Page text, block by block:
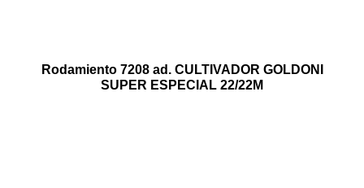
Rodamiento 7208 ad. CULTIVADOR GOLDONI
SUPER ESPECIAL 22/22M